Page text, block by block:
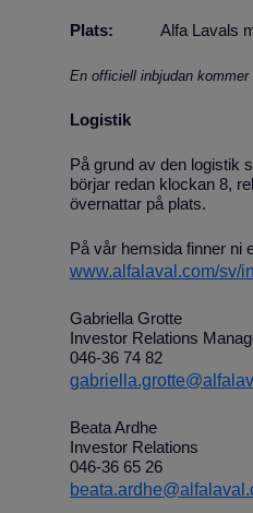
Plats: Alfa Lavals
En officiell inbjudan
Logistik
På grund av den logistik
börjar redan klockan 8,
övernattar på plats.
På vår hemsida finner ni
www.alfalaval.com/sv/
Gabriella Grotte
Investor Relations
046-36 74 82
Beata Ardhe
Investor Relations
046-36 65 26